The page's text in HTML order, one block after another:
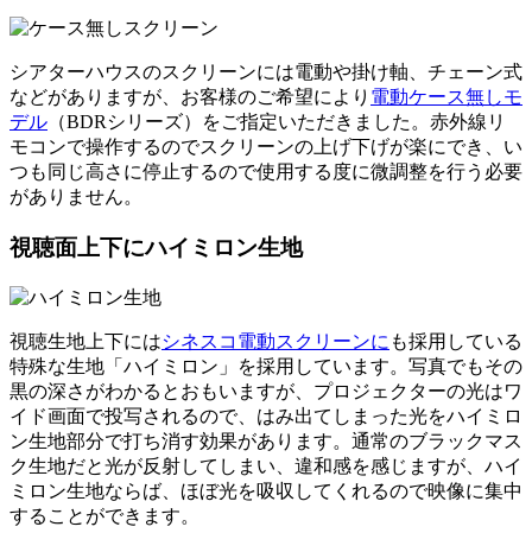
シアターハウスのスクリーンには電動や掛け軸、チェーン式
などがありますが、お客様のご希望により 電動ケース無しモ
デル （BDRシリーズ）をご指定いただきました。赤外線リ
モコンで操作するのでスクリーンの上げ下げが楽にでき、い
つも同じ高さに停止するので使用する度に微調整を行う必要
がありません。
視聴面上下にハイミロン生地
視聴生地上下にはシネスコ電動スクリーンに も採用している
特殊な生地「ハイミロン」を採用しています。写真でもその
黒の深さがわかるとおもいますが、プロジェクターの光はワ
イド画面で投写されるので、はみ出てしまった光をハイミロ
ン生地部分で打ち消す効果があります。通常のブラックマス
ク生地だと光が反射してしまい、違和感を感じますが、ハイ
ミロン生地ならば、ほぼ光を吸収してくれるので映像に集中
することができます。